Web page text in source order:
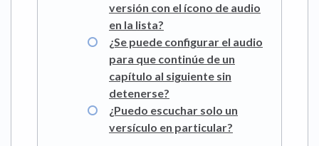
versión con el ícono de audio
en la lista?
¿Se puede configurar el audio
para que continúe de un
capítulo al siguiente sin
detenerse?
¿Puedo escuchar solo un
versículo en particular?